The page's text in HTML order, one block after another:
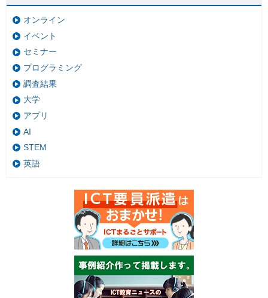
オンライン
イベント
セミナー
プログラミング
調査結果
大学
アプリ
AI
STEM
英語